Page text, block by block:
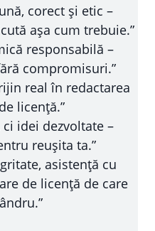
corect și etic –
așa cum trebuie.”
responsabilă –
compromisuri.”
real în redactarea
licență.”
idei dezvoltate –
reușita ta.”
asistență cu
de licență de care